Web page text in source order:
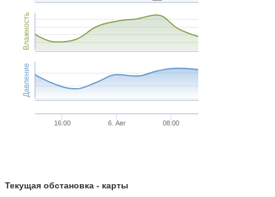
Влажность
Давление
16:00 6. Авг 08:00
Текущая обстановка - карты